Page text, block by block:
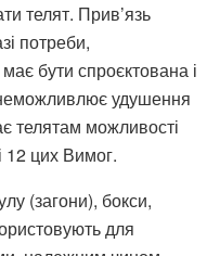
телят. Прив’язь
потреби,
бути спроєктована і
удушення
телятам можливості
12 цих Вимог.
(загони), бокси,
для